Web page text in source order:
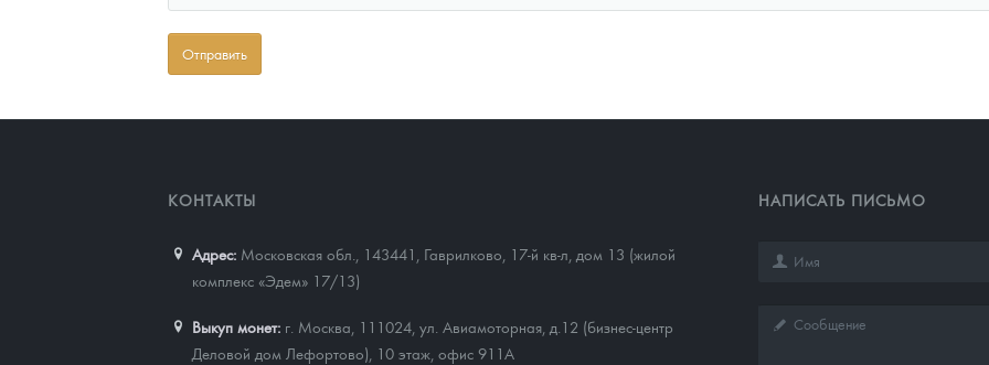
КОНТАКТЫ
Адрес: Московская обл., 143441
Гаврилково, 17-й кв-л, дом 13 (жилой
комплекс «Эдем» 17/13)
Выкуп монет: г. Москва, 111024, ул. Авиамоторная, д.12 (бизнес-центр
Деловой дом Лефортово), 10 этаж, офис 911А
НАПИСАТЬ ПИСЬМО